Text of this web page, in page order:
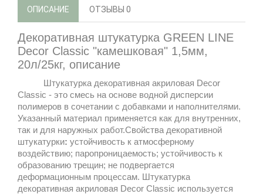
ОПИСАНИЕ ОТЗЫВЫ 0
Декоративная штукатурка GREEN LINE
Decor Classic "камешковая" 1,5мм,
20л/25кг, описание
Штукатурка декоративная акриловая Decor
Classic - это смесь на основе водной дисперсии
полимеров в сочетании с добавками и наполнителями.
Указанный материал применяется как для внутренних,
так и для наружных работ.Свойства декоративной
штукатурки: устойчивость к атмосферному
воздействию; паропроницаемость; устойчивость к
образованию трещин; не подвергается
деформационным процессам. Штукатурка
декоративная акриловая Decor Classic используется